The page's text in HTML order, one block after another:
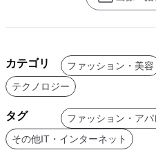
カテゴリ ファッション・美容
テクノロジー
タグ ファッション・ア
その他IT・インターネット